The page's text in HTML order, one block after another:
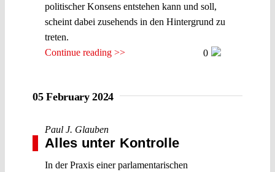
politischer Konsens entstehen kann und soll,
scheint dabei zusehends in den Hintergrund zu
treten.
Continue reading >>
0
05 February 2024
Paul J. Glauben
Alles unter Kontrolle
In der Praxis einer parlamentarischen